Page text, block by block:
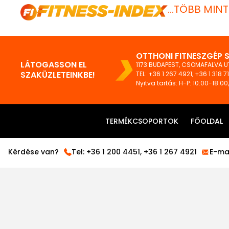
...TÖBB
LÁTOGASSON EL
SZAKÜZLETEINKBE!
OTTHONI FITNESZGÉP
1173 BUDAPEST, CSOMAFALVA
TEL: +36 1 267 4921, +36 1 318
Nyitva tartás: H-P: 10:00-
TERMÉKCSOPORTOK FŐOLDAL
Kérdése van? Tel: +36 1 200 4451, +36 1 267 4921 E-